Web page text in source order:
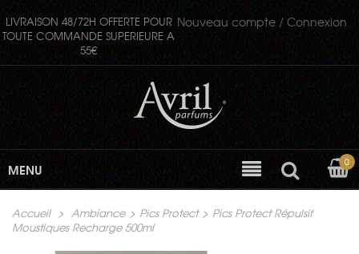
Nouveau compte / Connexion
LIVRAISON 48/72H OFFERTE POUR
TOUTE COMMANDE SUPERIEURE A
55€
0
MENU
Accueil > Ambiance > Pics Protect > Pics Protect Répulsif
Moustiques Recharge 500ml